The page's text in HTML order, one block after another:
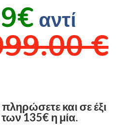
αντί
€
και σε έξι
των 135€ η μία.